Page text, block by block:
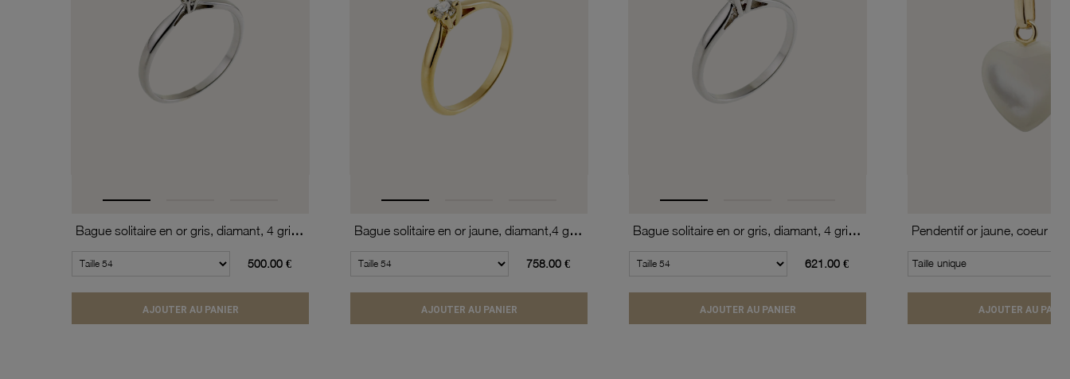
Bague solitaire en or gris, diamant, 4 griffes
500.00 €
AJOUTER AU PANIER
Bague solitaire en or jaune, diamant,4 griffes
758.00 €
AJOUTER AU PANIER
Bague solitaire en or gris, diamant, 4 griffes
621.00 €
AJOUTER AU PANIER
Pendentif or jaune, coeur en
Taille unique
AJOUTER AU